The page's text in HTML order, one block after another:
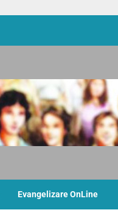
Evangelizare OnLine